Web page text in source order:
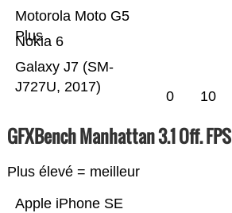
Galaxy J7 (SM-
J727U, 2017)
Nokia 6
Motorola Moto G5
Plus
0 10
GFXBench Manhattan 3.1 Off. FPS
Plus élevé = meilleur
Apple iPhone SE